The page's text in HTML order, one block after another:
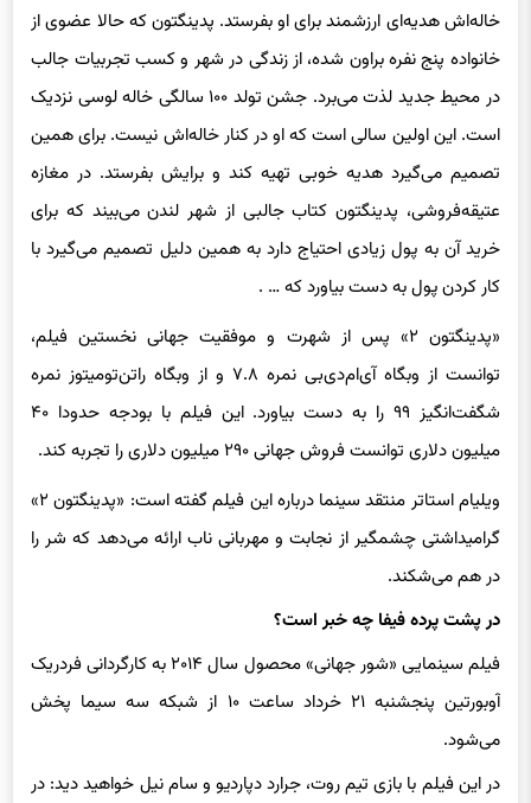
خاله‌اش هدیه‌ای ارزشمند برای او بفرستد. پدینگتون که حالا عضوی از
خانواده پنج نفره براون شده، از زندگی در شهر و کسب تجربیات جالب
در محیط جدید لذت می‌برد. جشن تولد ۱۰۰ سالگی خاله لوسی نزدیک
است. این اولین سالی است که او در کنار خاله‌اش نیست. برای همین
تصمیم می‌گیرد هدیه خوبی تهیه کند و برایش بفرستد. در مغازه
عتیقه‌فروشی، پدینگتون کتاب جالبی از شهر لندن می‌بیند که برای
خرید آن به پول زیادی احتیاج دارد به همین دلیل تصمیم می‌گیرد با
کار کردن پول به دست بیاورد که … .
«پدینگتون ۲» پس از شهرت و موفقیت جهانی نخستین فیلم،
توانست از وبگاه آی‌ام‌دی‌بی نمره ۷.۸ و از وبگاه راتن‌تومیتوز نمره
شگفت‌انگیز ۹۹ را به دست بیاورد. این فیلم با بودجه حدودا ۴۰
میلیون دلاری توانست فروش جهانی ۲۹۰ میلیون دلاری را تجربه کند.
ویلیام استاتر منتقد سینما درباره این فیلم گفته است: «پدینگتون ۲»
گرامیداشتی چشمگیر از نجابت و مهربانی ناب ارائه می‌دهد که شر را
در هم می‌شکند.
در پشت پرده فیفا چه خبر است؟
فیلم سینمایی «شور جهانی» محصول سال ۲۰۱۴ به کارگردانی فردریک
آوبورتین پنجشنبه ۲۱ خرداد ساعت ۱۰ از شبکه سه سیما پخش
می‌شود.
در این فیلم با بازی تیم روت، جرارد دپاردیو و سام نیل خواهید دید: در